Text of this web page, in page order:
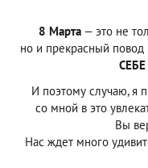
8 Марта— это не
но и прекрасный повод
И поэтому случаю, я
со мной в это
Вы
Нас ждет много